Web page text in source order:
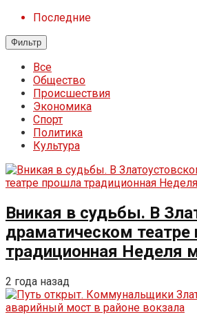
Последние
Фильтр
Все
Общество
Происшествия
Экономика
Спорт
Политика
Культура
Вникая в судьбы. В
драматическом театре
традиционная Неделя
2 года назад